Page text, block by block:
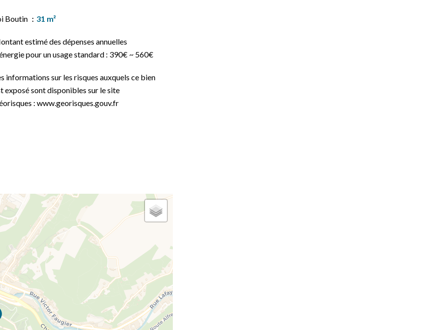
Boutin 31 m²
estimé des dépenses annuelles
pour un usage standard : 390€ ~ 560€
informations sur les risques auxquels ce bien
exposé sont disponibles sur le site
: www.georisques.gouv.fr